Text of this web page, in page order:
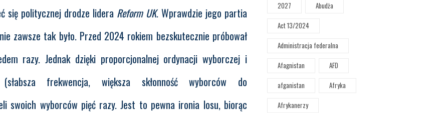
się politycznej drodze lidera Reform UK. Wprawdzie jego partia
zawsze tak było. Przed 2024 rokiem bezskutecznie próbował
razy. Jednak dzięki proporcjonalnej ordynacji wyborczej i
frekwencja, większa skłonność wyborców do
swoich wyborców pięć razy. Jest to pewna ironia losu, biorąc
2027
Abudża
Act 13/2024
Administracja federalna
Afagnistan
AFD
afganistan
Afryka
Afrykanerzy